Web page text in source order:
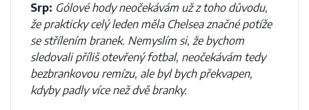
Srp: Gólové hody neočekávám už z toho důvodu,
že prakticky celý leden měla Chelsea značné potíže
se střílením branek. Nemyslím si, že bychom
sledovali příliš otevřený fotbal, neočekávám tedy
bezbrankovou remízu, ale byl bych překvapen,
kdyby padly více než dvě branky.